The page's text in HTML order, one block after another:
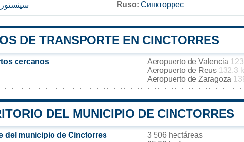
Ruso: Синкторрес
DE TRANSPORTE EN CINCTORRES
cercanos Aeropuerto de Valencia
Aeropuerto de Reus 132.3
Aeropuerto de Zaragoza
DEL MUNICIPIO DE CINCTORRES
del municipio de Cinctorres
3 506 hectáreas